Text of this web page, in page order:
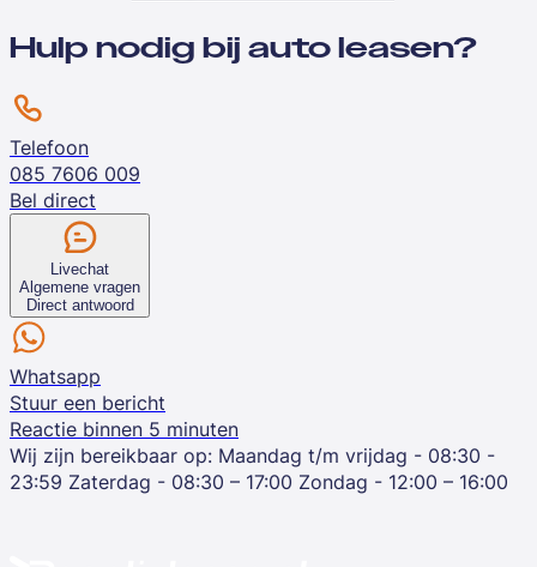
Hulp nodig bij auto leasen?
Telefoon
085 7606 009
Bel direct
Livechat
Algemene vragen
Direct antwoord
Whatsapp
Stuur een bericht
Reactie binnen 5 minuten
Wij zijn bereikbaar op: Maandag t/m vrijdag - 08:30 -
23:59 Zaterdag - 08:30 – 17:00 Zondag - 12:00 – 16:00